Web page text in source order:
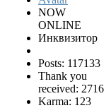
NOW
ONLINE
Инквизитор
Posts: 117133
Thank you
received: 2716
Karma: 123